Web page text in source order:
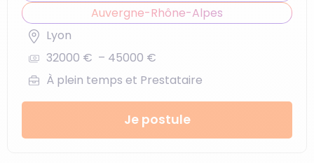
Auvergne-Rhône-Alpes
Lyon
32000 € – 45000 €
À plein temps et Prestataire
Je postule